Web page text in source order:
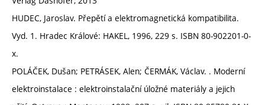
HUDEC, Jaroslav. Přepětí a elektromagnetická kompatibilita.
Vyd. 1. Hradec Králové: HAKEL, 1996, 229 s. ISBN 80-902201-0-
x.
POLÁČEK, Dušan; PETRÁSEK, Alen; ČERMÁK, Václav. . Moderní
elektroinstalace : elektroinstalační úložné materiály a jejich